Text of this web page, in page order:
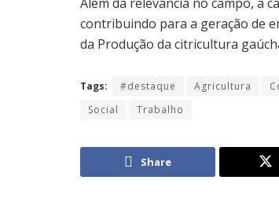
contribuindo para a geração de
da Produção da citricultura
Tags: #destaque Agricultura
Social
Trabalho
Share